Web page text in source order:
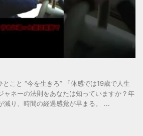
こと “今を生きろ” 「体感では19歳で人生
ャネーの法則をあなたは知っていますか？年
減り、時間の経過感覚が早まる。 ...